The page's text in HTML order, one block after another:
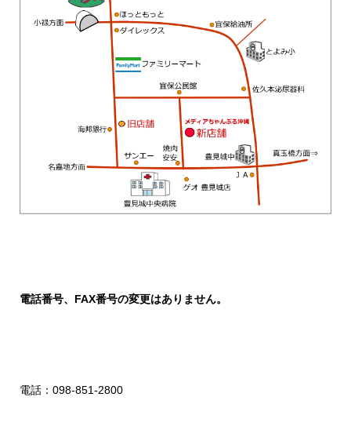
電話番号、FAX番号の変更はありません。
電話：098-851-2800